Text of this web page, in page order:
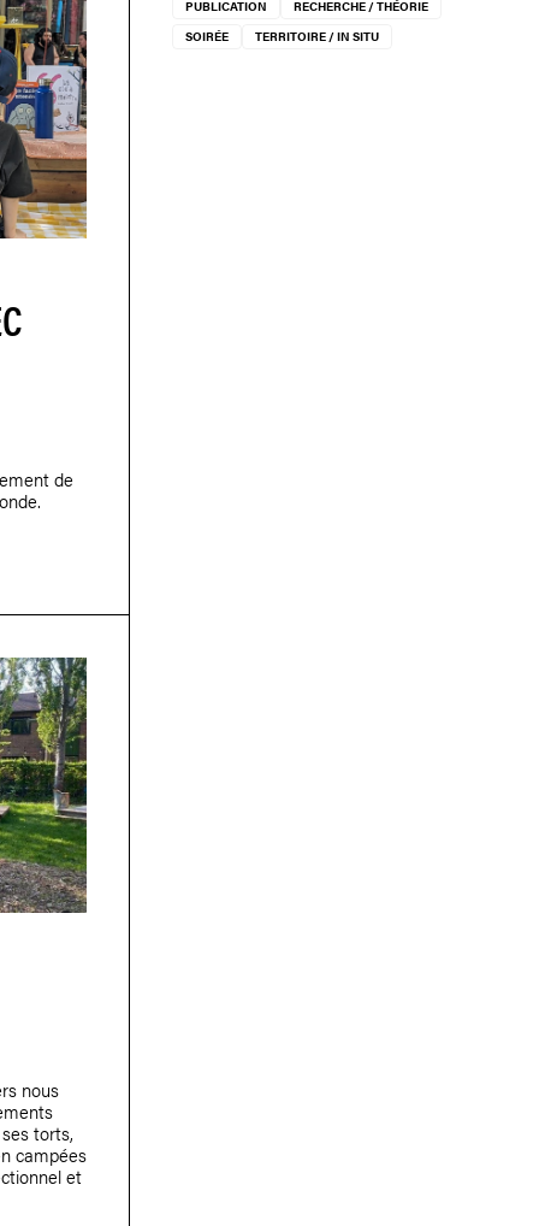
PUBLICATION
RECHERCHE / THÉORIE
SOIRÉE
TERRITOIRE / IN SITU
de
nous
torts,
campées
et